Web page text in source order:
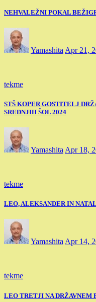
NEHVALEŽNI POKAL
Yamashita Apr 21,
tekme
STŠ KOPER GOSTITELJ
SREDNJIH ŠOL 2024
Yamashita Apr 18,
tekme
LEO, ALEKSANDER IN
Yamashita Apr 14,
tekme
LEO TRETJI NA DRŽAVNEM